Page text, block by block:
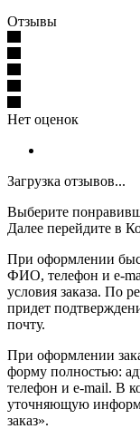
Отзывы
Нет оценок
Загрузка отзывов...
Выберите
Далее перейдите в
При оформлении
ФИО, телефон и e-
условия заказа. По
придет
почту.
При оформлении
форму полностью:
телефон и e-mail. В
уточняющую
заказ».